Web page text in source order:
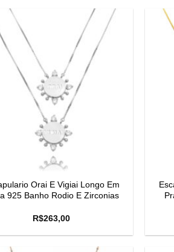
Orai E Vigiai Longo Em
925 Banho Rodio E Zirconias
R$263,00